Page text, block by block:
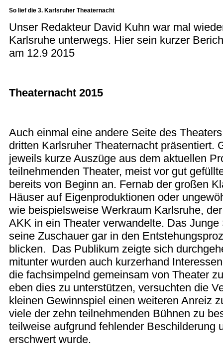
So lief die 3. Karlsruher Theaternacht
Unser Redakteur David Kuhn war mal
Karlsruhe unterwegs. Hier sein kurzer
am 12.9 2015
Theaternacht 2015
Auch einmal eine andere Seite des
dritten Karlsruher Theaternacht präsentiert.
jeweils kurze Auszüge aus dem aktuellen
teilnehmenden Theater, meist vor gut
bereits von Beginn an. Fernab der großen
Häuser auf Eigenproduktionen oder
wie beispielsweise Werkraum Karlsruhe,
AKK in ein Theater verwandelte. Das
seine Zuschauer gar in den
blicken. Das Publikum zeigte sich
mitunter wurden auch kurzerhand
die fachsimpelnd gemeinsam von Theater
eben dies zu unterstützen, versuchten die
kleinen Gewinnspiel einen weiteren Anreiz
viele der zehn teilnehmenden Bühnen zu
teilweise aufgrund fehlender Beschilderung
erschwert wurde.